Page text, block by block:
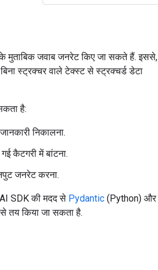
मुताबिक जवाब जनरेट किए जा सकते हैं. इससे,
स्ट्रक्चर वाले टेक्स्ट से स्ट्रक्चर्ड डेटा
है:
निकालना.
कैटगरी में बांटना.
जनरेट करना.
SDK की मदद से Pydantic (Python) और
तय किया जा सकता है.